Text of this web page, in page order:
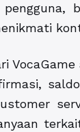
pengguna,